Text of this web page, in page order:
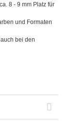
8 - 9 mm Platz für
und Formaten
bei den